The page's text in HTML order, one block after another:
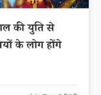
की युति से
के लोग होंगे